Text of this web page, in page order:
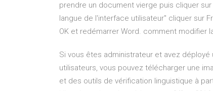
prendre un document vierge puis cliquer
langue de l'interface utilisateur'' cliquer sur
OK et redémarrer Word. comment modifier
Si vous êtes administrateur et avez
utilisateurs, vous pouvez télécharger une
et des outils de vérification linguistique à